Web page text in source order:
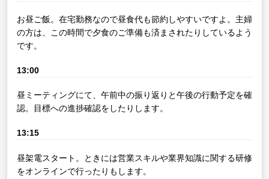
お昼ご飯。在宅勤務なので昼食代も節約しやすいですよ。主婦
の方は、この時間で夕食のご準備も済まされたりしているよう
です。
13:00
昼ミーティングにて、午前中の振り返りと午後の行動予定を確
認。目標への進捗確認をしたりします。
13:15
昼架電スタート。ときには営業スキルや業界知識に関する研修
をオンラインで行ったりもします。